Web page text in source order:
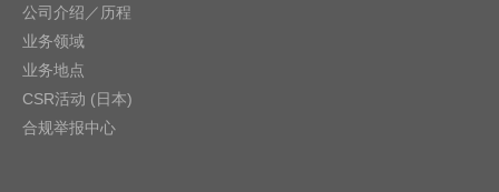
复位和看门狗定时器
电池管理IC
音频和视频
公司介绍／历程
业务领域
业务地点
CSR活动 (日本)
合规举报中心